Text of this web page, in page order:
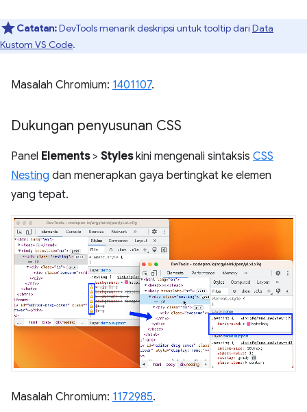
Catatan:DevTools menarik deskripsi untuk tooltip dari Data
Kustom VS Code.
Masalah Chromium: 1401107.
Dukungan penyusunan CSS
Panel Elements> Styleskini mengenali sintaksis CSS
Nesting dan menerapkan gaya bertingkat ke elemen
yang tepat.
Masalah Chromium: 1172985.